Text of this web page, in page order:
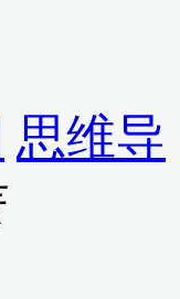
思维导